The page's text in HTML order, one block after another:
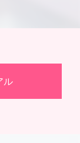
ル